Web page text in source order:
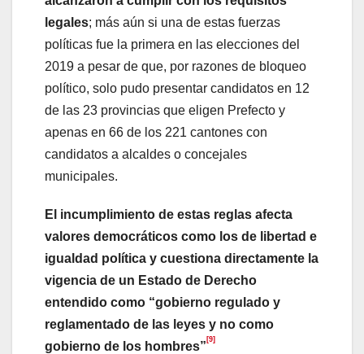
legales; más aún si una de estas fuerzas
políticas fue la primera en las elecciones del
2019 a pesar de que, por razones de bloqueo
político, solo pudo presentar candidatos en 12
de las 23 provincias que eligen Prefecto y
apenas en 66 de los 221 cantones con
candidatos a alcaldes o concejales
municipales.
El incumplimiento de estas reglas afecta
valores democráticos como los de libertad e
igualdad política y cuestiona directamente la
vigencia de un Estado de Derecho
entendido como “gobierno regulado y
reglamentado de las leyes y no como
gobierno de los hombres” [9]